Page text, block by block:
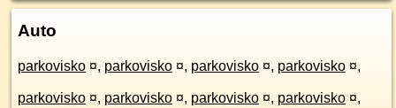
Auto
parkovisko ¤, parkovisko ¤, parkovisko ¤, parkovisko ¤,
parkovisko ¤, parkovisko ¤, parkovisko ¤, parkovisko ¤,